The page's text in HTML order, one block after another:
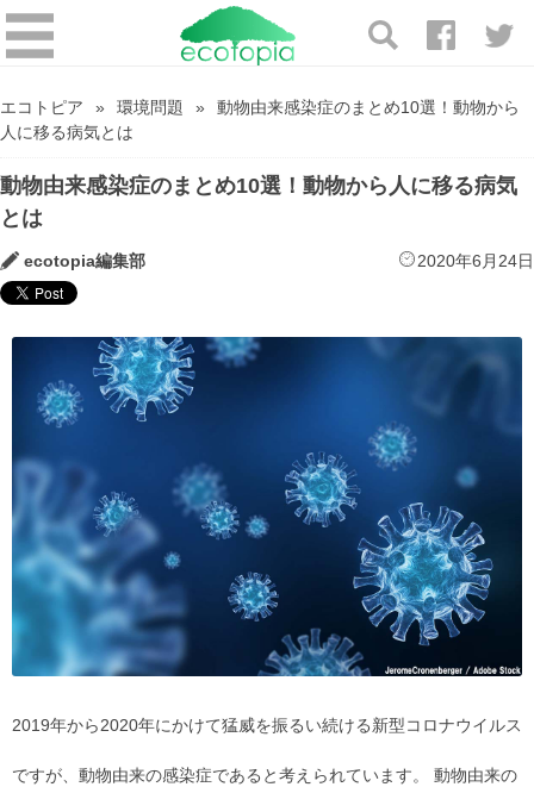
エコトピア 環境問題
動物由来感染症のまとめ10選！動物から
人に移る病気とは
動物由来感染症のまとめ10選！動物から人に移る病気
とは
ecotopia編集部 2020年6月24日
2019年から2020年にかけて猛威を振るい続ける新型コロナウイルス
ですが、動物由来の感染症であると考えられています。 動物由来の